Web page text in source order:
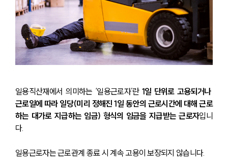
일용직산재에서 의미하는 ‘일용근로자’란 1일 단위로 고용되거나
근로일에 따라 일당(미리 정해진 1일 동안의 근로시간에 대해 근로
하는 대가로 지급하는 임금) 형식의 임금을 지급받는 근로자입니
다.
일용근로자는 근로관계 종료 시 계속 고용이 보장되지 않습니다.